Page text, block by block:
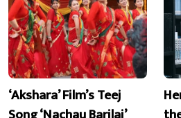
‘Akshara’ Film’s Teej